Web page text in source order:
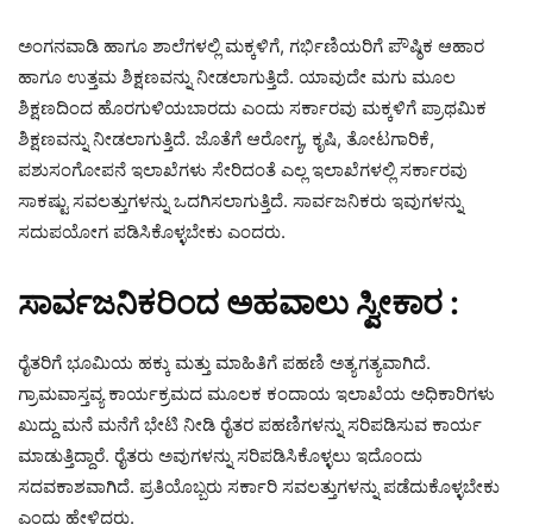
ಅಂಗನವಾಡಿ ಹಾಗೂ ಶಾಲೆಗಳಲ್ಲಿ ಮಕ್ಕಳಿಗೆ, ಗರ್ಭಿಣಿಯರಿಗೆ ಪೌಷ್ಠಿಕ ಆಹಾರ
ಹಾಗೂ ಉತ್ತಮ ಶಿಕ್ಷಣವನ್ನು ನೀಡಲಾಗುತ್ತಿದೆ. ಯಾವುದೇ ಮಗು ಮೂಲ
ಶಿಕ್ಷಣದಿಂದ ಹೊರಗುಳಿಯಬಾರದು ಎಂದು ಸರ್ಕಾರವು ಮಕ್ಕಳಿಗೆ ಪ್ರಾಥಮಿಕ
ಶಿಕ್ಷಣವನ್ನು ನೀಡಲಾಗುತ್ತಿದೆ. ಜೊತೆಗೆ ಆರೋಗ್ಯ, ಕೃಷಿ, ತೋಟಗಾರಿಕೆ,
ಪಶುಸಂಗೋಪನೆ ಇಲಾಖೆಗಳು ಸೇರಿದಂತೆ ಎಲ್ಲ ಇಲಾಖೆಗಳಲ್ಲಿ ಸರ್ಕಾರವು
ಸಾಕಷ್ಟು ಸವಲತ್ತುಗಳನ್ನು ಒದಗಿಸಲಾಗುತ್ತಿದೆ. ಸಾರ್ವಜನಿಕರು ಇವುಗಳನ್ನು
ಸದುಪಯೋಗ ಪಡಿಸಿಕೊಳ್ಳಬೇಕು ಎಂದರು.
ಸಾರ್ವಜನಿಕರಿಂದ ಅಹವಾಲು ಸ್ವೀಕಾರ :
ರೈತರಿಗೆ ಭೂಮಿಯ ಹಕ್ಕು ಮತ್ತು ಮಾಹಿತಿಗೆ ಪಹಣಿ ಅತ್ಯಗತ್ಯವಾಗಿದೆ.
ಗ್ರಾಮವಾಸ್ತವ್ಯ ಕಾರ್ಯಕ್ರಮದ ಮೂಲಕ ಕಂದಾಯ ಇಲಾಖೆಯ ಅಧಿಕಾರಿಗಳು
ಖುದ್ದು ಮನೆ ಮನೆಗೆ ಭೇಟಿ ನೀಡಿ ರೈತರ ಪಹಣಿಗಳನ್ನು ಸರಿಪಡಿಸುವ ಕಾರ್ಯ
ಮಾಡುತ್ತಿದ್ದಾರೆ. ರೈತರು ಅವುಗಳನ್ನು ಸರಿಪಡಿಸಿಕೊಳ್ಳಲು ಇದೊಂದು
ಸದವಕಾಶವಾಗಿದೆ. ಪ್ರತಿಯೊಬ್ಬರು ಸರ್ಕಾರಿ ಸವಲತ್ತುಗಳನ್ನು ಪಡೆದುಕೊಳ್ಳಬೇಕು
ಎಂದು ಹೇಳಿದರು.